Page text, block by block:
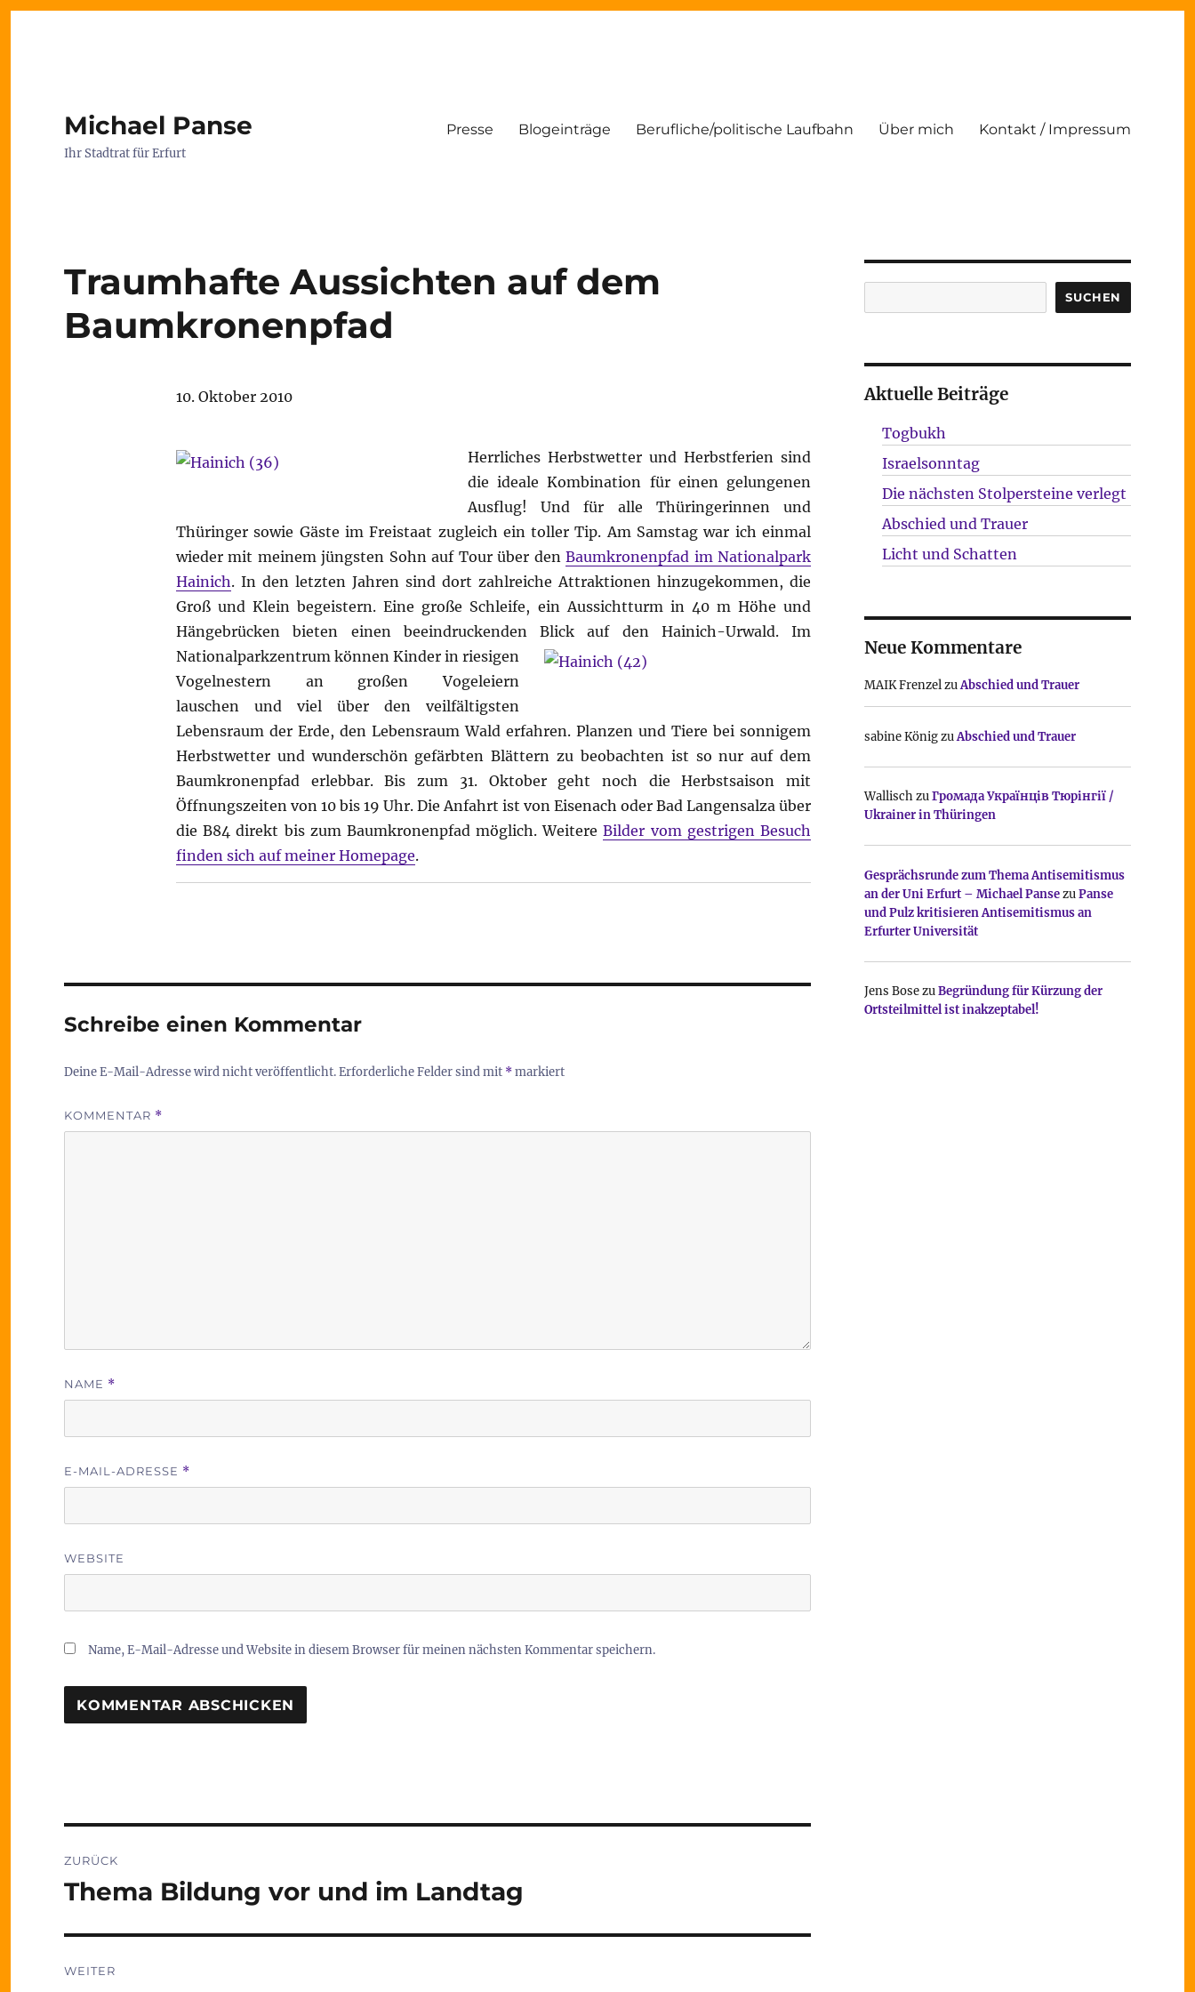
Michael Panse
Ihr Stadtrat für Erfurt
Presse Blogeinträge Berufliche/politische Laufbahn Über mich Kontakt / Impressum
Traumhafte Aussichten auf dem
Baumkronenpfad
10. Oktober 2010
Herrliches Herbstwetter und Herbstferien sind
die ideale Kombination für einen gelungenen
Ausflug! Und für alle Thüringerinnen und
Thüringer sowie Gäste im Freistaat zugleich ein toller Tip. Am Samstag war ich einmal
wieder mit meinem jüngsten Sohn auf Tour über denBaumkronenpfad im Nationalpark
Hainich. In den letzten Jahren sind dort zahlreiche Attraktionen hinzugekommen, die
Groß und Klein begeistern. Eine große Schleife, ein Aussichtturm in 40 m Höhe und
Hängebrücken bieten einen beeindruckenden Blick auf den Hainich-Urwald. Im
Nationalparkzentrum können Kinder in riesigen
Vogelnestern an großen Vogeleiern
lauschen und viel über den veilfältigsten
Lebensraum der Erde, den Lebensraum Wald erfahren. Planzen und Tiere bei sonnigem
Herbstwetter und wunderschön gefärbten Blättern zu beobachten ist so nur auf dem
Baumkronenpfad erlebbar. Bis zum 31. Oktober geht noch die Herbstsaison mit
Öffnungszeiten von 10 bis 19 Uhr. Die Anfahrt ist von Eisenach oder Bad Langensalza über
die B84 direkt bis zum Baumkronenpfad möglich. WeitereBilder vom gestrigen Besuch
finden sich auf meiner Homepage.
Schreibe einen Kommentar
Deine E-Mail-Adresse wird nicht veröffentlicht.Erforderliche Felder sind mit *markiert
KOMMENTAR *
NAME *
E-MAIL-ADRESSE *
WEBSITE
Name, E-Mail-Adresse und Website in diesem Browser für meinen nächsten Kommentar speichern.
ZURÜCK
Vorheriger
Thema Bildung vor und im Landtag
WEITER
SUCHEN
Aktuelle Beiträge
Togbukh
Israelsonntag
Die nächsten Stolpersteine verlegt
Abschied und Trauer
Licht und Schatten
Neue Kommentare
MAIK FrenzelzuAbschied und Trauer
sabine KönigzuAbschied und Trauer
WallischzuГромада Українців Тюрінгії /
Ukrainer in Thüringen
Gesprächsrunde zum Thema Antisemitismus
an der Uni Erfurt – Michael PansezuPanse
und Pulz kritisieren Antisemitismus an
Erfurter Universität
Jens BosezuBegründung für Kürzung der
Ortsteilmittel ist inakzeptabel!